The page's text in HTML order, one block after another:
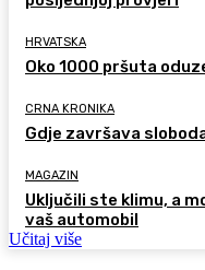
HRVATSKA
Oko 1000 pršuta
CRNA KRONIKA
Gdje završava
MAGAZIN
Uključili ste klimu, a
vaš automobil
Učitaj više